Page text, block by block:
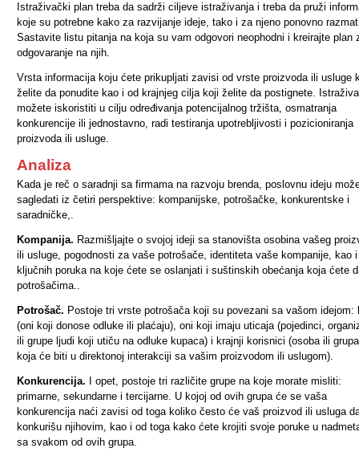
Istraživački plan treba da sadrži ciljeve istraživanja i treba da pruži
koje su potrebne kako za razvijanje ideje, tako i za njeno ponovno
Sastavite listu pitanja na koja su vam odgovori neophodni i kreirajte plan
odgovaranje na njih.
Vrsta informacija koju ćete prikupljati zavisi od vrste proizvoda ili usluge
želite da ponudite kao i od krajnjeg cilja koji želite da postignete.
možete iskoristiti u cilju određivanja potencijalnog tržišta, osmatranja
konkurencije ili jednostavno, radi testiranja upotrebljivosti i pozicioniranja
proizvoda ili usluge.
Analiza
Kada je reč o saradnji sa firmama na razvoju brenda, poslovnu ideju
sagledati iz četiri perspektive: kompanijske, potrošačke, konkurentske i
saradničke,.
Kompanija. Razmišljajte o svojoj ideji sa stanovišta osobina vašeg
ili usluge, pogodnosti za vaše potrošače, identiteta vaše kompanije, kao i
ključnih poruka na koje ćete se oslanjati i suštinskih obećanja koja ćete
potrošačima..
Potrošač. Postoje tri vrste potrošača koji su povezani sa vašom idejom:
(oni koji donose odluke ili plaćaju), oni koji imaju uticaja (pojedinci,
ili grupe ljudi koji utiču na odluke kupaca) i krajnji korisnici (osoba ili
koja će biti u direktonoj interakciji sa vašim proizvodom ili uslugom).
Konkurencija.
I opet, postoje tri različite grupe na koje morate misliti:
primarne, sekundarne i tercijarne. U kojoj od ovih grupa će se vaša
konkurencija naći zavisi od toga koliko često će vaš proizvod ili usluga
konkurišu njihovim, kao i od toga kako ćete krojiti svoje poruke u
sa svakom od ovih grupa.